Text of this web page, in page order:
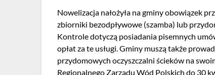
Nowelizacja nałożyła na gminy obowiązek
zbiorniki bezodpływowe (szamba) lub
Kontrole dotyczą posiadania pisemnych
opłat za te usługi. Gminy muszą także
przydomowych oczyszczalni ścieków na
Regionalnego Zarządu Wód Polskich do 30